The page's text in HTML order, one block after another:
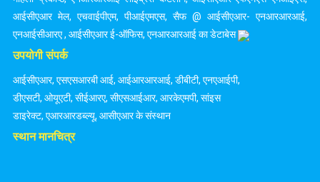
आईसीएआर मेल, एचवाईपीएम, पीआईएमएस, सैफ @ आईसीएआर- एनआरआरआई,
एनआईसीआरए, आईसीएआर ई-ऑफिस, एनआरआरआई का डेटाबेस
उपयोगी संपर्क
आईसीएआर, एसएसआरबी आई, आईआरआरआई, डीबीटी, एनएआईपी,
डीएसटी, ओयूएटी, सीईआरए, सीएसआईआर, आरकेएमपी, सांइस
डाइरेक्ट, एआरआरडब्ल्यू, आसीएआर के संस्थान
स्थान मानचित्र